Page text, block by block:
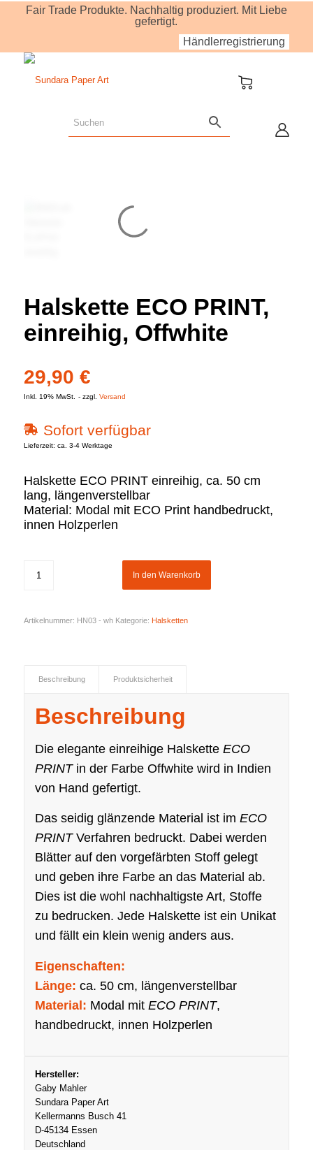
Fair Trade Produkte. Nachhaltig produziert. Mit Liebe
gefertigt.
Händlerregistrierung
Halskette ECO PRINT,
einreihig, Offwhite
29,90 €
Inkl. 19% MwSt. zzgl. Versand
Sofort verfügbar
Lieferzeit: ca. 3-4 Werktage
Halskette ECO PRINT einreihig, ca. 50 cm
lang, längenverstellbar
Material: Modal mit ECO Print handbedruckt,
innen Holzperlen
In den Warenkorb
Artikelnummer: HN03 - wh Kategorie: Halsketten
Beschreibung Produktsicherheit
Beschreibung
Die elegante einreihige Halskette ECO
PRINTin der Farbe Offwhite wird in Indien
von Hand gefertigt.
Das seidig glänzende Material ist im ECO
PRINTVerfahren bedruckt. Dabei werden
Blätter auf den vorgefärbten Stoff gelegt
und geben ihre Farbe an das Material ab.
Dies ist die wohl nachhaltigste Art, Stoffe
zu bedrucken. Jede Halskette ist ein Unikat
und fällt ein klein wenig anders aus.
Eigenschaften:
Länge: ca. 50 cm, längenverstellbar
Material: Modal mit ECO PRINT,
handbedruckt, innen Holzperlen
Hersteller:
Gaby Mahler
Sundara Paper Art
Kellermanns Busch 41
D-45134 Essen
Deutschland